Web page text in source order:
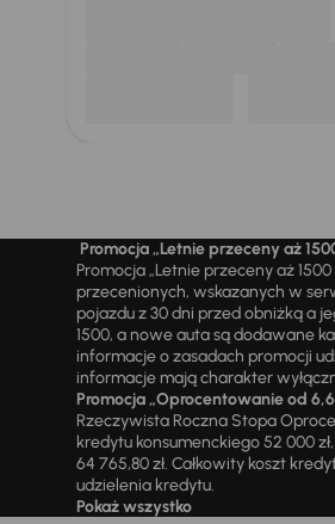
Promocja „Letnie przeceny aż
Promocja „Letnie przeceny aż
przecenionych, wskazanych w
pojazdu z 30 dni przed obniżką a
1500, a nowe auta są dodawane
informacje o zasadach promocji
informacje mają charakter
Promocja „Oprocentowanie od
Rzeczywista Roczna Stopa
kredytu konsumenckiego 52 000
64 765,80 zł. Całkowity koszt
udzielenia kredytu.
Pokaż wszystko